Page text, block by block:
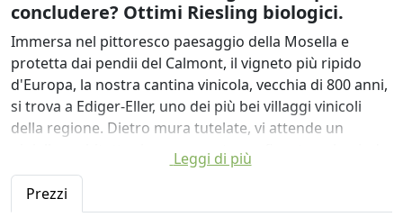
concludere? Ottimi Riesling biologici.
Immersa nel pittoresco paesaggio della Mosella e
protetta dai pendii del Calmont, il vigneto più ripido
d'Europa, la nostra cantina vinicola, vecchia di 800 anni,
si trova a Ediger-Eller, uno dei più bei villaggi vinicoli
della regione. Dietro mura tutelate, vi attende un
gioiello architettonico con una torre, finestre a bovindo
e un'imponente cappella privata: un luogo dove la
storia rivive e l'ospitalità è una priorità assoluta.
Leggi di più
Prezzi